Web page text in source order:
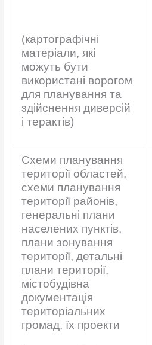
(картографічні
матеріали, які
можуть бути
використані ворогом
для планування та
здійснення диверсій
і терактів)
Схеми планування
території областей,
схеми планування
території районів,
генеральні плани
населених пунктів,
плани зонування
території, детальні
плани території,
містобудівна
документація
територіальних
громад, їх проекти